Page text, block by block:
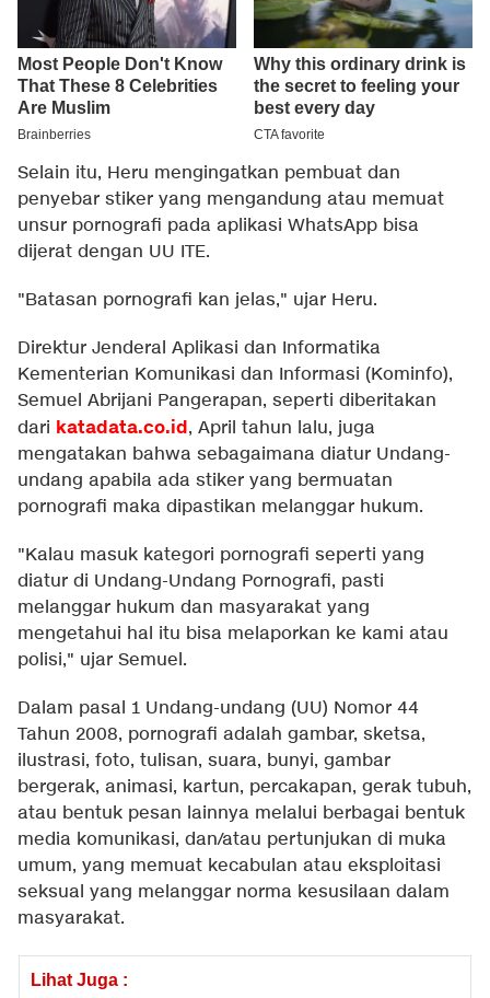
Selain itu, Heru mengingatkan pembuat dan
penyebar stiker yang mengandung atau memuat
unsur pornografi pada aplikasi WhatsApp bisa
dijerat dengan UU ITE.
"Batasan pornografi kan jelas," ujar Heru.
Direktur Jenderal Aplikasi dan Informatika
Kementerian Komunikasi dan Informasi (Kominfo),
Semuel Abrijani Pangerapan, seperti diberitakan
dari katadata.co.id, April tahun lalu, juga
mengatakan bahwa sebagaimana diatur Undang-
undang apabila ada stiker yang bermuatan
pornografi maka dipastikan melanggar hukum.
"Kalau masuk kategori pornografi seperti yang
diatur di Undang-Undang Pornografi, pasti
melanggar hukum dan masyarakat yang
mengetahui hal itu bisa melaporkan ke kami atau
polisi," ujar Semuel.
Dalam pasal 1 Undang-undang (UU) Nomor 44
Tahun 2008, pornografi adalah gambar, sketsa,
ilustrasi, foto, tulisan, suara, bunyi, gambar
bergerak, animasi, kartun, percakapan, gerak tubuh,
atau bentuk pesan lainnya melalui berbagai bentuk
media komunikasi, dan/atau pertunjukan di muka
umum, yang memuat kecabulan atau eksploitasi
seksual yang melanggar norma kesusilaan dalam
masyarakat.
Lihat Juga :